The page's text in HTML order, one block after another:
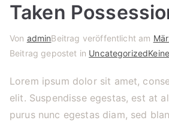
Taken
Von adminBeitrag veröffentlicht am
Beitrag gepostet in Uncategorized
Lorem ipsum dolor sit amet,
elit. Suspendisse egestas, est at
purus nunc egestas diam, sed